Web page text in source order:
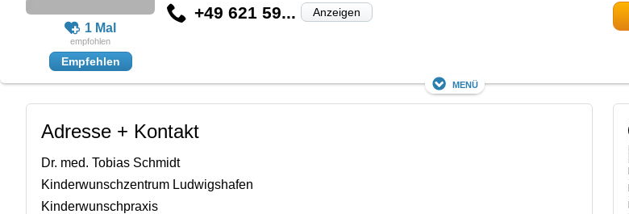
1 Mal
Empfehlen
+49 621 59... Anzeigen
Menü
Adresse + Kontakt
Dr. med. Tobias Schmidt
Kinderwunschzentrum Ludwigshafen
Kinderwunschpraxis